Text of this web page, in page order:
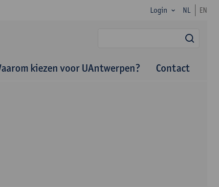
Login NL EN
kiezen voor UAntwerpen? Contact